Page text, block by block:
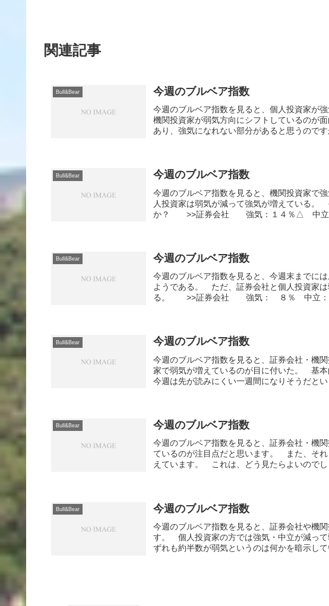
関連記事
Bull&Bear 今週のブルベア指数
今週のブルベア指数を見ると、個人投資家が
機関投資家が弱気方向にシフトしているのが
あり、強気になれない部分があると思うの
Bull&Bear 今週のブルベア指数
今週のブルベア指数を見ると、機関投資家で
人投資家は弱気が減って強気が増えている。
か？ >>証券会社 強気：１４％△ 中立
Bull&Bear 今週のブルベア指数
今週のブルベア指数を見ると、今週末までに
ようである。 ただ、証券会社と個人投資家
る。 >>証券会社 強気： ８％ 中立：
Bull&Bear 今週のブルベア指数
今週のブルベア指数を見ると、証券会社・機
家で弱気が増えているのが目に付いた。 基
今週は先が読みにくい一週間になりそうだ
Bull&Bear 今週のブルベア指数
今週のブルベア指数を見ると、証券会社・機
ているのが注目点だと思います。 また、そ
えています。 これは、どう見たらよいので
Bull&Bear 今週のブルベア指数
今週のブルベア指数を見ると、証券会社や機
す。 個人投資家の方では強気・中立が減っ
ずれも約半数が弱気というのは何かを暗示し